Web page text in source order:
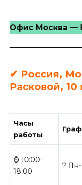
Офис Москва —
✔ Россия,
Расковой, 10
Часы
работы
⌚ 10:00-
18:00
?